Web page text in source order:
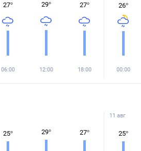
27°
06:00
29°
12:00
27°
18:00
26°
00:00
25° 29° 27°
11 авг
25°